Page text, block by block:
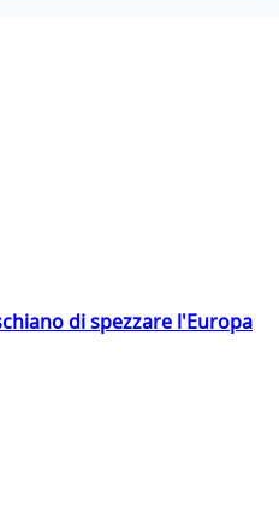
di spezzare l'Europa